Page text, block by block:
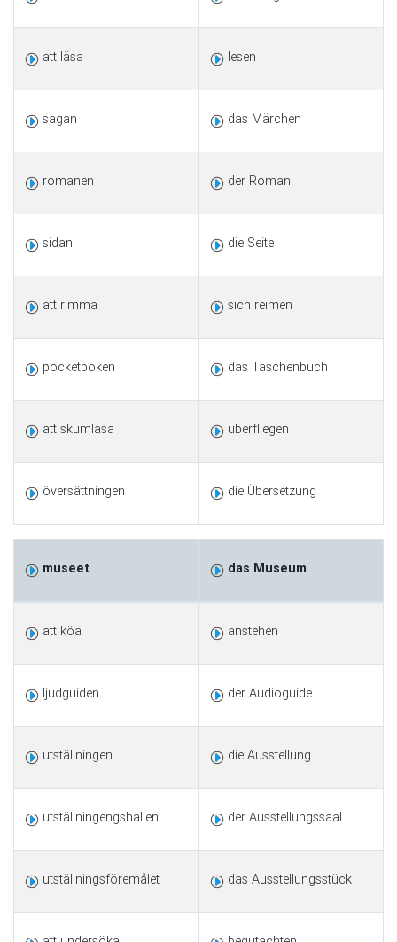
att läsa lesen
sagan das Märchen
romanen der Roman
sidan die Seite
att rimma sich reimen
pocketboken das Taschenbuch
att skumläsa überfliegen
översättningen die Übersetzung
museet das Museum
att köa anstehen
ljudguiden der Audioguide
utställningen die Ausstellung
utställningengshallen der Ausstellungssaal
utställningsföremålet das Ausstellungsstück